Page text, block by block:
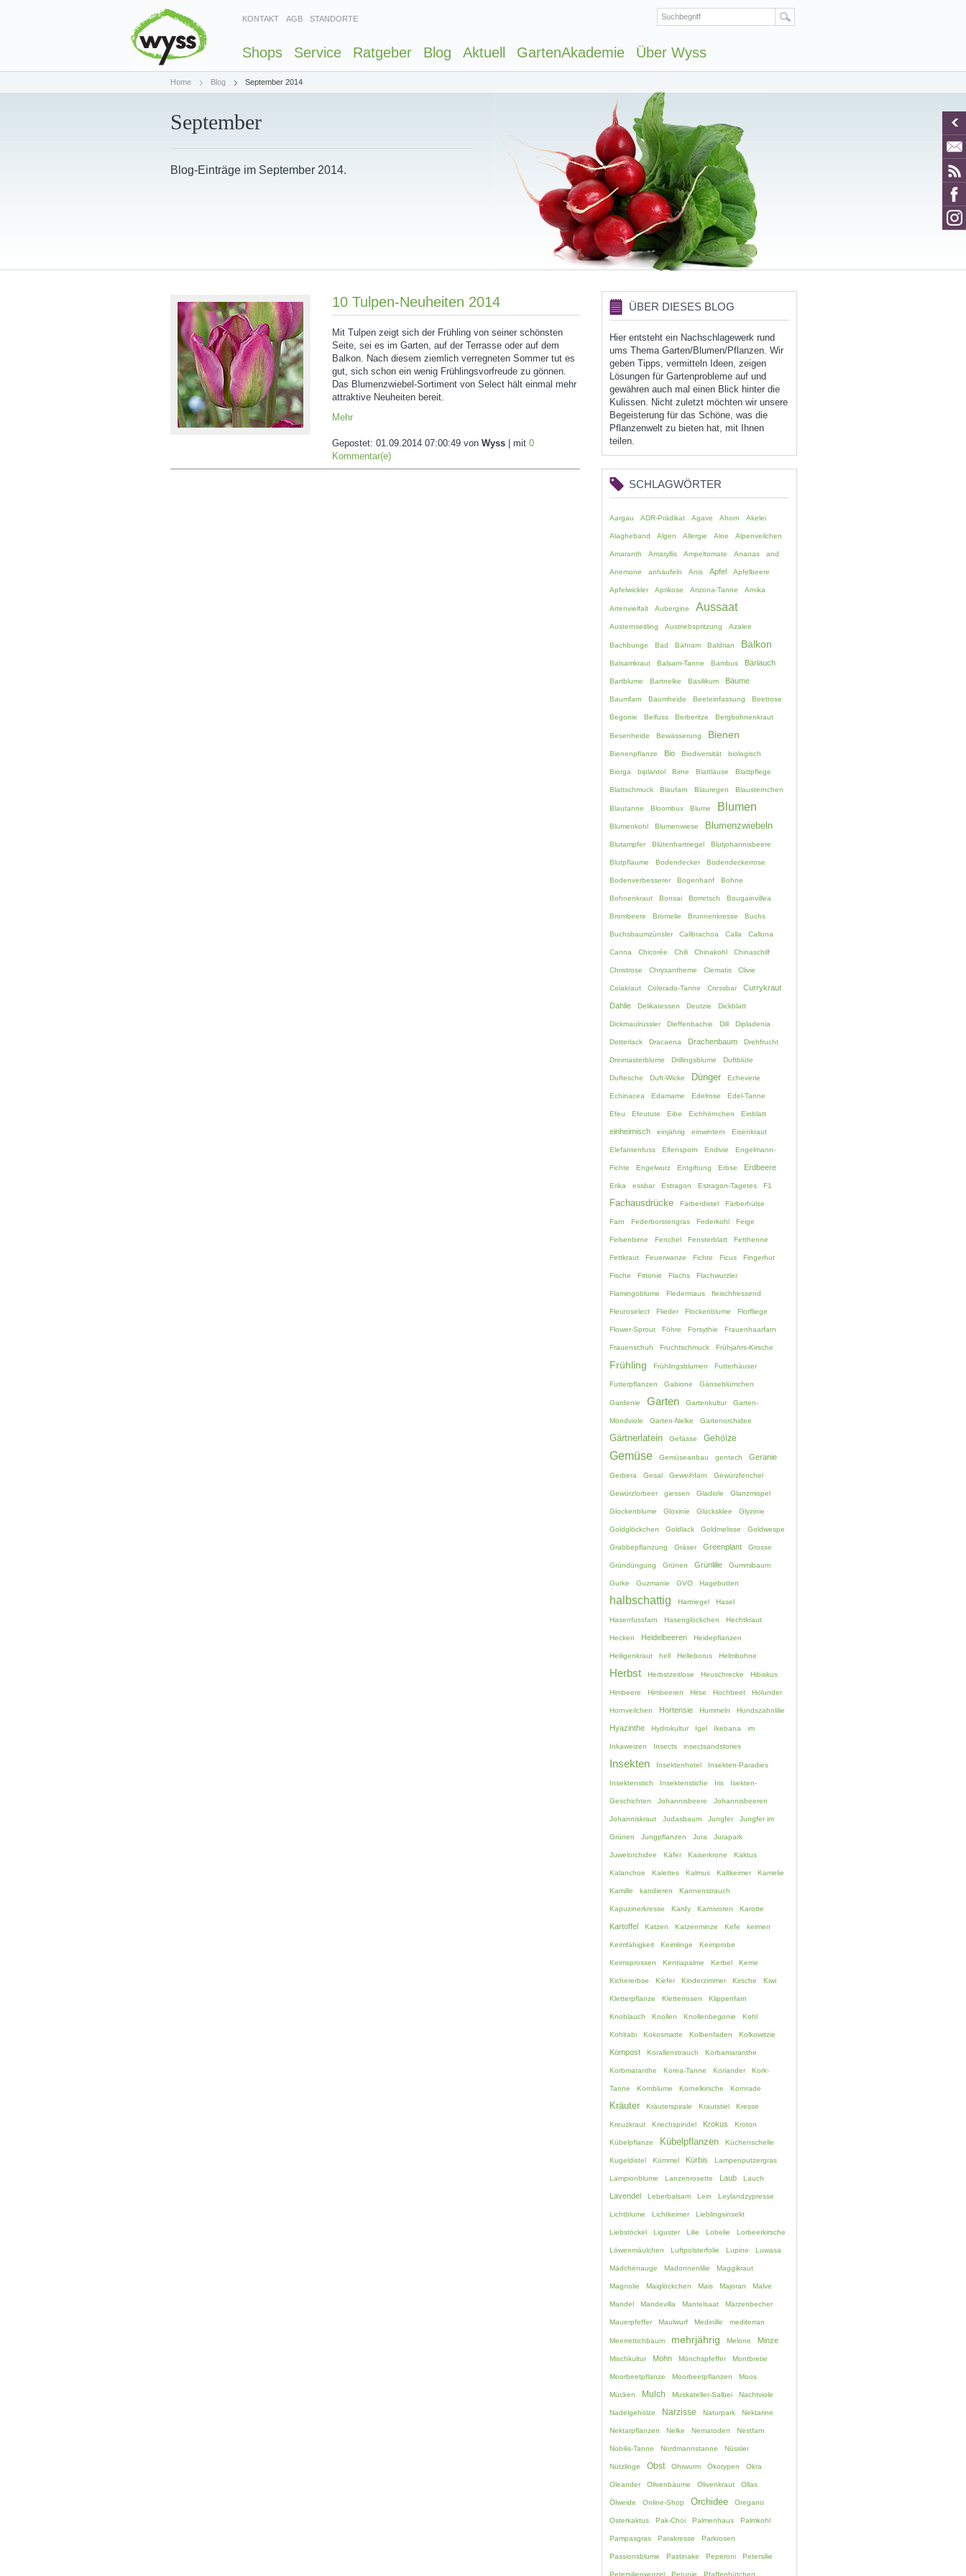
KONTAKT AGB STANDORTE
Shops Service Ratgeber Blog Aktuell GartenAkademie Über Wyss
Home Blog September 2014
September
Blog-Einträge im September 2014.
10 Tulpen-Neuheiten 2014
Mit Tulpen zeigt sich der Frühling von seiner schönsten
Seite, sei es im Garten, auf der Terrasse oder auf dem
Balkon. Nach diesem ziemlich verregneten Sommer tut es
gut, sich schon ein wenig Frühlingsvorfreude zu gönnen.
Das Blumenzwiebel-Sortiment von Select hält einmal mehr
attraktive Neuheiten bereit.
Mehr
Gepostet: 01.09.2014 07:00:49 von Wyss | mit 0
Kommentar(e)
ÜBER DIESES BLOG
Hier entsteht ein Nachschlagewerk rund
ums Thema Garten/Blumen/Pflanzen. Wir
geben Tipps, vermitteln Ideen, zeigen
Lösungen für Gartenprobleme auf und
gewähren auch mal einen Blick hinter die
Kulissen. Nicht zuletzt möchten wir unsere
Begeisterung für das Schöne, was die
Pflanzenwelt zu bieten hat, mit Ihnen
teilen.
SCHLAGWÖRTER
Aargau ADR-Prädikat Agave Ahorn Akelei
Alagheband Algen Allergie Aloe Alpenveilchen
Amaranth Amaryllis Ampeltomate Ananas and
Anemone anhäufeln Anis Apfel Apfelbeere
Apfelwickler Aprikose Arizona-Tanne Arnika
Artenvielfalt Aubergine Aussaat
Austernseitling Austriebspritzung Azalee
Bachbunge Bad Bähram Baldrian Balkon
Balsamkraut Balsam-Tanne Bambus Bärlauch
Bartblume Bartnelke Basilikum Bäume
Baumfarn Baumheide Beeteinfassung Beetrose
Begonie Beifuss Berberitze Bergbohnenkraut
Besenheide Bewässerung Bienen
Bienenpflanze Bio Biodiversität biologisch
Biorga biplantol Birne Blattläuse Blattpflege
Blattschmuck Blaufarn Blauregen Blausternchen
Blautanne Bloombux Blume Blumen
Blumenkohl Blumenwiese Blumenzwiebeln
Blutampfer Blütenhartriegel Blutjohannisbeere
Blutpflaume Bodendecker Bodendeckerrose
Bodenverbesserer Bogenhanf Bohne
Bohnenkraut Bonsai Borretsch Bougainvillea
Brombeere Bromelie Brunnenkresse Buchs
Buchsbaumzünsler Calibrachoa Calla Calluna
Canna Chicorée Chili Chinakohl Chinaschilf
Christrose Chrysantheme Clematis Clivie
Colakraut Colorado-Tanne Cressbar Currykraut
Dahlie Delikatessen Deutzie Dickblatt
Dickmaulrüssler Dieffenbachie Dill Dipladenia
Dotterlack Dracaena Drachenbaum Drehfrucht
Dreimasterblume Drillingsblume Duftblüte
Duftesche Duft-Wicke Dünger Echeverie
Echinacea Edamame Edelrose Edel-Tanne
Efeu Efeutute Eibe Eichhörnchen Einblatt
einheimisch einjährig einwintern Eisenkraut
Elefantenfuss Elfensporn Endivie Engelmann-
Fichte Engelwurz Entgiftung Erbse Erdbeere
Erika essbar Estragon Estragon-Tagetes F1
Fachausdrücke Färberdistel Färberhülse
Farn Federborstengras Federkohl Feige
Felsenbirne Fenchel Fensterblatt Fetthenne
Fettkraut Feuerwanze Fichte Ficus Fingerhut
Fische Fittonie Flachs Flachwurzler
Flamingoblume Fledermaus fleischfressend
Fleuroselect Flieder Flockenblume Florfliege
Flower-Sprout Föhre Forsythie Frauenhaarfarn
Frauenschuh Fruchtschmuck Frühjahrs-Kirsche
Frühling Frühlingsblumen Futterhäuser
Futterpflanzen Gabione Gänseblümchen
Gardenie Garten Gartenkultur Garten-
Mondviole Garten-Nelke Gartenorchidee
Gärtnerlatein Gefässe Gehölze
Gemüse Gemüseanbau gentech Geranie
Gerbera Gesal Geweihfarn Gewürzfenchel
Gewürzlorbeer giessen Gladiole Glanzmispel
Glockenblume Gloxinie Glücksklee Glyzinie
Goldglöckchen Goldlack Goldmelisse Goldwespe
Grabbepflanzung Gräser Greenplant Grosse
Gründüngung Grünen Grünlilie Gummibaum
Gurke Guzmanie GVO Hagebutten
halbschattig Hartriegel Hasel
Hasenfussfarn Hasenglöckchen Hechtkraut
Hecken Heidelbeeren Heidepflanzen
Heiligenkraut hell Helleborus Helmbohne
Herbst Herbstzeitlose Heuschrecke Hibiskus
Himbeere Himbeeren Hirse Hochbeet Holunder
Hornveilchen Hortensie Hummeln Hundszahnlilie
Hyazinthe Hydrokultur Igel Ikebana im
Inkaweizen Insects insectsandstories
Insekten Insektenhotel Insekten-Paradies
Insektenstich Insektenstiche Iris Isekten-
Geschichten Johannisbeere Johannisbeeren
Johanniskraut Judasbaum Jungfer Jungfer im
Grünen Jungpflanzen Jura Jurapark
Juwelorchidee Käfer Kaiserkrone Kaktus
Kalanchoe Kalettes Kalmus Kaltkeimer Kamelie
Kamille kandieren Kannenstrauch
Kapuzinerkresse Kardy Karnivoren Karotte
Kartoffel Katzen Katzenminze Kefe keimen
Keimfähigkeit Keimlinge Keimprobe
Keimsprossen Kentiapalme Kerbel Kerrie
Kichererbse Kiefer Kinderzimmer Kirsche Kiwi
Kletterpflanze Kletterrosen Klippenfarn
Knoblauch Knollen Knollenbegonie Kohl
Kohlrabi Kokosmatte Kolbenfaden Kolkowitzie
Kompost Korallenstrauch Korbamaranthe
Korbmaranthe Korea-Tanne Koriander Kork-
Tanne Kornblume Kornelkirsche Kornrade
Kräuter Kräuterspirale Krautstiel Kresse
Kreuzkraut Kriechspindel Krokus Kroton
Kübelpflanze Kübelpflanzen Küchenschelle
Kugeldistel Kümmel Kürbis Lampenputzergras
Lampionblume Lanzenrosette Laub Lauch
Lavendel Leberbalsam Lein Leylandzypresse
Lichtblume Lichtkeimer Lieblingsinsekt
Liebstöckel Liguster Lilie Lobelie Lorbeerkirsche
Löwenmäulchen Luftpolsterfolie Lupine Luwasa
Mädchenauge Madonnenlilie Maggikraut
Magnolie Maiglöckchen Mais Majoran Malve
Mandel Mandevilla Mantelsaat Märzenbecher
Mauerpfeffer Maulwurf Medinille mediterran
Meerrettichbaum mehrjährig Melone Minze
Mischkultur Mohn Mönchspfeffer Montbretie
Moorbeetpflanze Moorbeetpflanzen Moos
Mücken Mulch Muskateller-Salbei Nachtviole
Nadelgehölze Narzisse Naturpark Nektarine
Nektarpflanzen Nelke Nematoden Nestfarn
Nobilis-Tanne Nordmannstanne Nüssler
Nützlinge Obst Ohrwurm Ökotypen Okra
Oleander Olivenbäume Olivenkraut Ollas
Ölweide Online-Shop Orchidee Oregano
Osterkaktus Pak-Choi Palmenhaus Palmkohl
Pampasgras Parakresse Parkrosen
Passionsblume Pastinake Peperoni Petersilie
Petersilienwurzel Petunie Pfaffenhütchen